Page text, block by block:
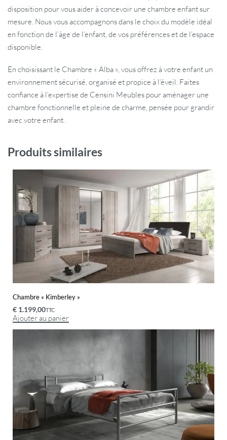
disposition pour vous aider à concevoir une chambre enfant sur
mesure. Nous vous accompagnons dans le choix du modèle idéal
en fonction de l’âge de l’enfant, de vos préférences et de l’espace
disponible.
En choisissant le Chambre « Alba », vous offrez à votre enfant un
environnement sécurisé, organisé et propice à l’éveil. Faites
confiance à l’expertise de Censini Meubles pour aménager une
chambre fonctionnelle et pleine de charme, pensée pour grandir
avec votre enfant.
Produits similaires
Chambre « Kimberley »
€ 1.199,00TTC
Ajouter au panier